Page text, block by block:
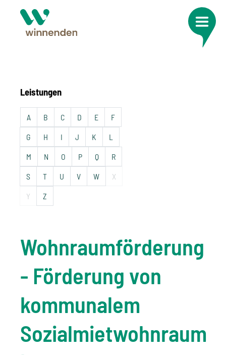
Leistungen
A B C D E F
G H I J K L
M N O P Q R
S T U V W X
Y Z
Wohnraumförderung
- Förderung von
kommunalem
Sozialmietwohnraum